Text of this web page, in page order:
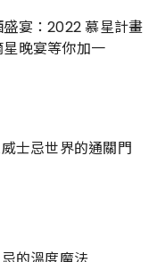
宴：2022 慕星計畫
晚宴等你加一
士忌世界的通關門